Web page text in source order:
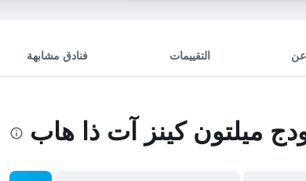
التقييمات فنادق مشابهة
ميلتون كينز آت ذا هاب